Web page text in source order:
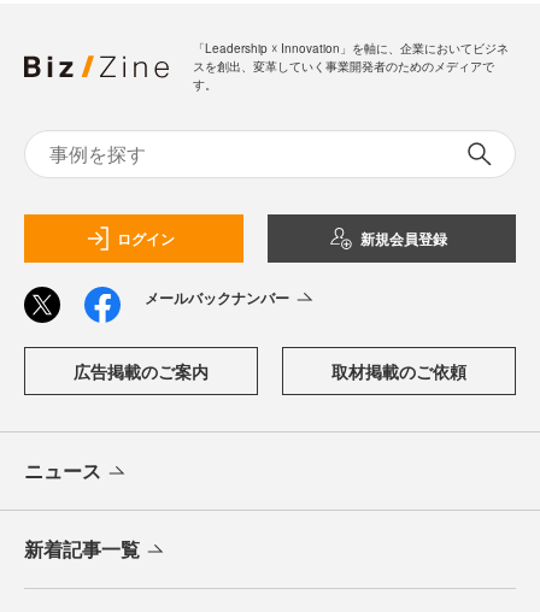
「Leadership ☓ Innovation」を軸に、企業においてビジネ
スを創出、変革していく事業開発者のためのメディアで
す。
ログイン 新規会員登録
メールバックナンバー
広告掲載のご案内 取材掲載のご依頼
ニュース
新着記事一覧